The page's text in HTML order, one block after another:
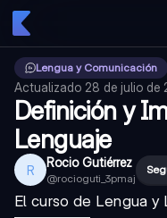
Lengua y Comunicación
Actualizado 28 de julio de
Definición y
Lenguaje
R Rocio Gutiérrez
@rocioguti_3pmaj
El curso de Lengua y